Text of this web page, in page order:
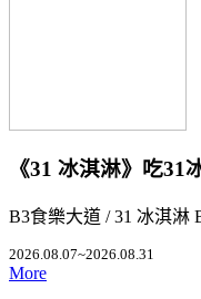
《31 冰淇淋》吃31
B3食樂大道 / 31 冰淇淋
2026.08.07~2026.08.31
More